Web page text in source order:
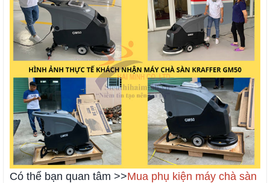
Có thể bạn quan tâm >>Mua phụ kiện máy chà sàn